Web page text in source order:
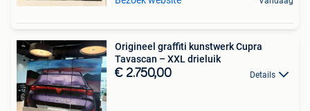
Origineel graffiti kunstwerk Cupra
Tavascan – XXL drieluik
€ 2.750,00 Details